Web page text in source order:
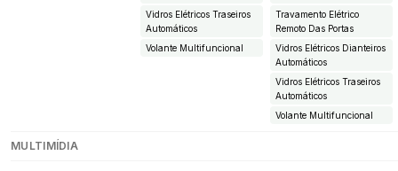
Vidros Elétricos Traseiros
Automáticos
Volante Multifuncional
Travamento Elétrico
Remoto Das Portas
Vidros Elétricos Dianteiros
Automáticos
Vidros Elétricos Traseiros
Automáticos
Volante Multifuncional
MULTIMÍDIA